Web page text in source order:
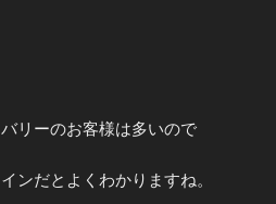
リーのお客様は多いので
ンだとよくわかりますね。